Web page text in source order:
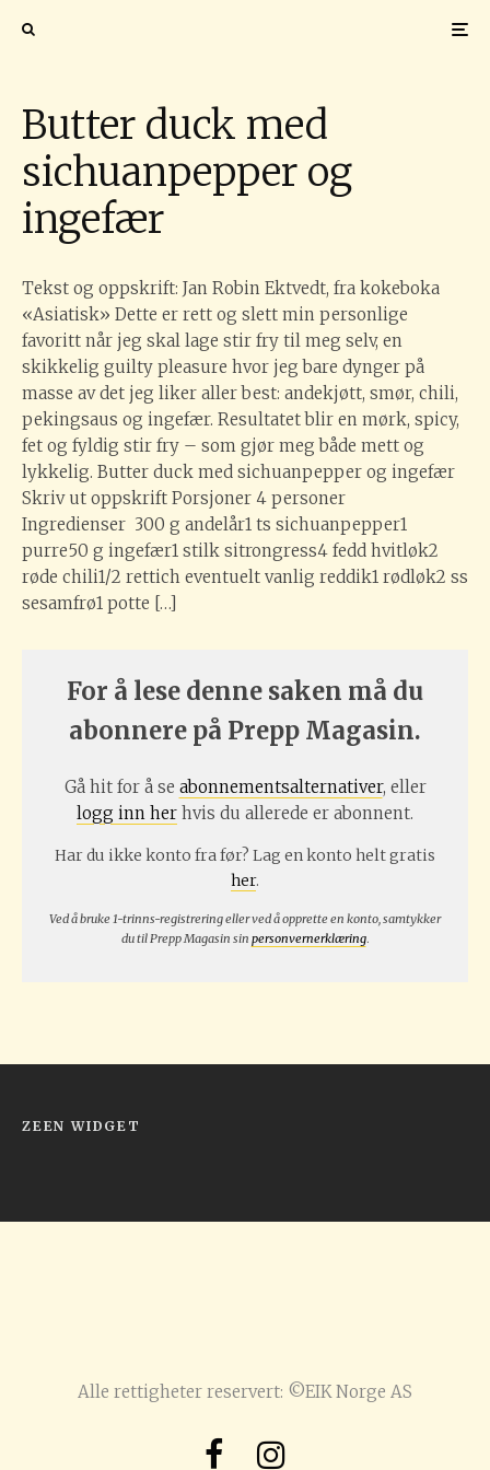
Butter duck med
sichuanpepper og
ingefær
Tekst og oppskrift: Jan Robin Ektvedt, fra kokeboka
«Asiatisk» Dette er rett og slett min personlige
favoritt når jeg skal lage stir fry til meg selv, en
skikkelig guilty pleasure hvor jeg bare dynger på
masse av det jeg liker aller best: andekjøtt, smør, chili,
pekingsaus og ingefær. Resultatet blir en mørk, spicy,
fet og fyldig stir fry – som gjør meg både mett og
lykkelig. Butter duck med sichuanpepper og ingefær
Skriv ut oppskrift Porsjoner 4 personer
Ingredienser 300 g andelår1 ts sichuanpepper1
purre50 g ingefær1 stilk sitrongress4 fedd hvitløk2
røde chili1/2 rettich eventuelt vanlig reddik1 rødløk2 ss
sesamfrø1 potte […]
For å lese denne saken må du
abonnere på Prepp Magasin.
Gå hit for å se abonnementsalternativer, eller
logg inn her hvis du allerede er abonnent.
Har du ikke konto fra før? Lag en konto helt gratis
her.
Ved å bruke 1-trinns-registrering eller ved å opprette en konto, samtykker
du til Prepp Magasin sin personvernerklæring.
ZEEN WIDGET
Alle rettigheter reservert: ©EIK Norge AS